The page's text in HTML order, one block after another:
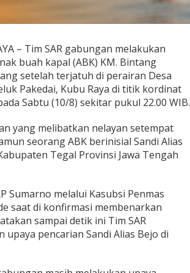
– Tim SAR gabungan melakukan
buah kapal (ABK) KM. Bintang
setelah terjatuh di perairan Desa
Pakedai, Kubu Raya di titik kordinat
pada Sabtu (10/8) sekitar pukul 22.00 WIB.
yang melibatkan nelayan setempat
seorang ABK berinisial Sandi Alias
Tegal Provinsi Jawa Tengah
Sumarno melalui Kasubsi Penmas
saat di konfirmasi membenarkan
sampai detik ini Tim SAR
pencarian Sandi Alias Bejo di